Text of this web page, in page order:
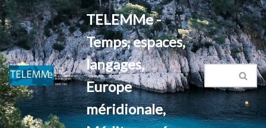
Aller
au
contenu
TELEMMe -
Temps, espaces,
langages,
Europe
méridionale,